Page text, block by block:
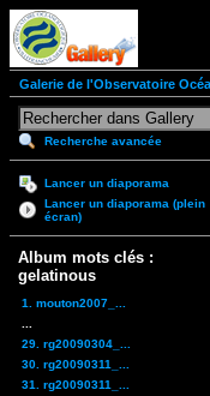
Galerie de l'Observatoire
Recherche avancée
Lancer un diaporama
Lancer un diaporama (plein
écran)
Album mots clés :
gelatinous
1. mouton2007_...
29. rg20090304_...
30. rg20090311_...
31. rg20090311_...